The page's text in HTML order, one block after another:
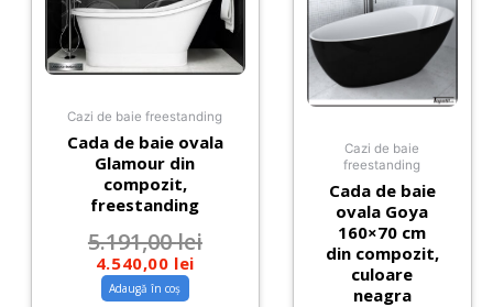
Cazi de baie freestanding
Cada de baie ovala
Glamour din
compozit,
freestanding
5.191,00lei
4.540,00 lei
Adaugă în coș
Cazi de baie
freestanding
Cada de baie
ovala Goya
160×70 cm
din compozit,
culoare
neagra